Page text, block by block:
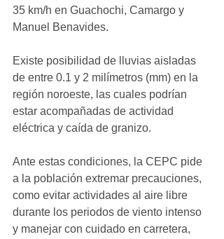
35 km/h en Guachochi, Camargo y
Manuel Benavides.
Existe posibilidad de lluvias aisladas
de entre 0.1 y 2 milímetros (mm) en la
región noroeste, las cuales podrían
estar acompañadas de actividad
eléctrica y caída de granizo.
Ante estas condiciones, la CEPC pide
a la población extremar precauciones,
como evitar actividades al aire libre
durante los periodos de viento intenso
y manejar con cuidado en carretera,